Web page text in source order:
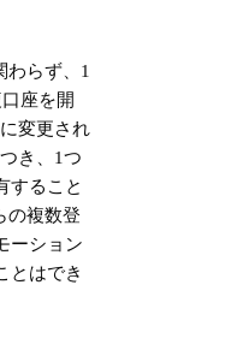
わらず、1
座を開
変更され
き、1つ
すること
の複数登
ーション
とはでき